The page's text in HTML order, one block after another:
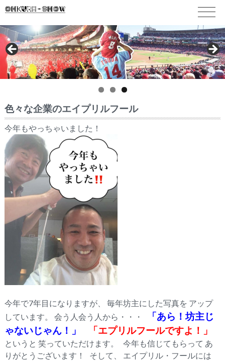
色々な企業のエイプリルフール
今年もやっちゃいました！
今年で7年目になりますが、 毎年坊主にした写真を アップ
しています。 会う人会う人から・・・
「あら！坊主じ
ゃないじゃん！」
「エプリルフールですよ！」
というと 笑っていただけます。 今年も信じてもらって あ
りがとうございます！ そして、 エイプリル・フールには